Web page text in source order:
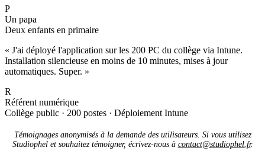
P
Un papa
Deux enfants en primaire
« J'ai déployé l'application sur les 200 PC du collège via Intune.
Installation silencieuse en moins de 10 minutes, mises à jour
automatiques. Super. »
R
Référent numérique
Collège public · 200 postes · Déploiement Intune
Témoignages anonymisés à la demande des utilisateurs. Si vous utilisez
Studiophel et souhaitez témoigner, écrivez-nous à contact@studiophel.fr.